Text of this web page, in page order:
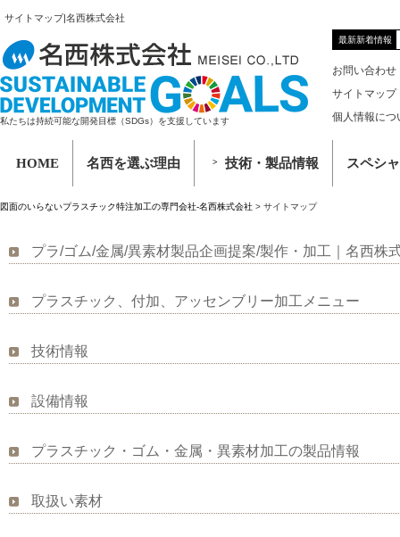
サイトマップ|名西株式会社
私たちは持続可能な開発目標（SDGs）を支援しています
最新新着情報
お問い合わせ
サイトマップ
個人情報につ
HOME 名西を選ぶ理由 技術・製品情報 スペシ
図面のいらないプラスチック特注加工の専門会社-名西株式会社 > サイトマップ
プラ/ゴム/金属/異素材製品企画提案/製作・加工｜名西株
プラスチック、付加、アッセンブリー加工メニュー
技術情報
設備情報
プラスチック・ゴム・金属・異素材加工の製品情報
取扱い素材